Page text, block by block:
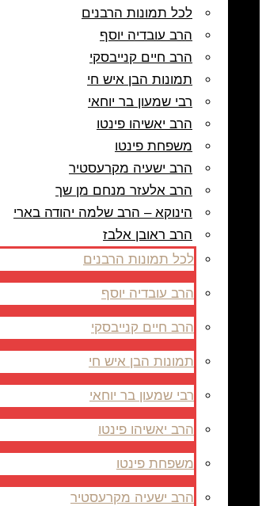
לכל תמונות הרבנים
הרב עובדיה יוסף
הרב חיים קנייבסקי
תמונות הבן איש חי
רבי שמעון בר יוחאי
הרב יאשיהו פינטו
משפחת פינטו
הרב ישעיה מקרעסטיר
הרב אלעזר מנחם מן שך
הינוקא – הרב שלמה יהודה בארי
הרב ראובן אלבז
לכל תמונות הרבנים
הרב עובדיה יוסף
הרב חיים קנייבסקי
תמונות הבן איש חי
רבי שמעון בר יוחאי
הרב יאשיהו פינטו
משפחת פינטו
הרב ישעיה מקרעסטיר